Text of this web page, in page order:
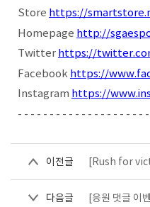
Store https://
Homepage http://
Twitter https://
Facebook https://
Instagram https://
- - - - - - - - - - - - - - - - - - - -
이전글
다음글